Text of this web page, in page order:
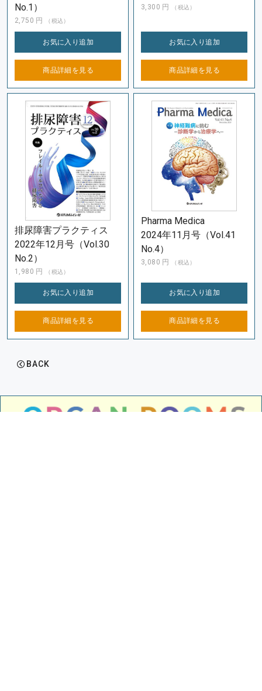
No.1）
2,750 円 （税込）
お気に入り追加
商品詳細を 見る
3,300 円 （税込）
お気に入り追加
商品詳細を 見る
排尿障害プラクティス
2022年12月号（Vol.30
No.2）
1,980 円 （税込）
お気に入り追加
商品詳細を 見る
Pharma Medica
2024年11月号（Vol.41
No.4）
3,080 円 （税込）
お気に入り追加
商品詳細を 見る
BACK